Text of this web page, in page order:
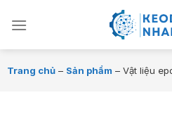
đến
Trang chủ – Sản phẩm – Vật liệu